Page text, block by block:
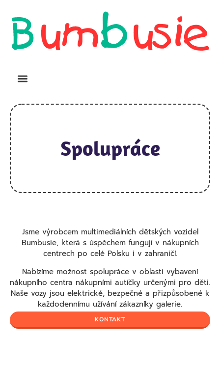
Spolupráce
Jsme výrobcem multimediálních dětských vozidel
Bumbusie, která s úspěchem fungují v nákupních
centrech po celé Polsku i v zahraničí.
Nabízíme možnost spolupráce v oblasti vybavení
nákupního centra nákupními autíčky určenými pro děti.
Naše vozy jsou elektrické, bezpečné a přizpůsobené k
každodennímu užívání zákazníky galerie.
KONTAKT